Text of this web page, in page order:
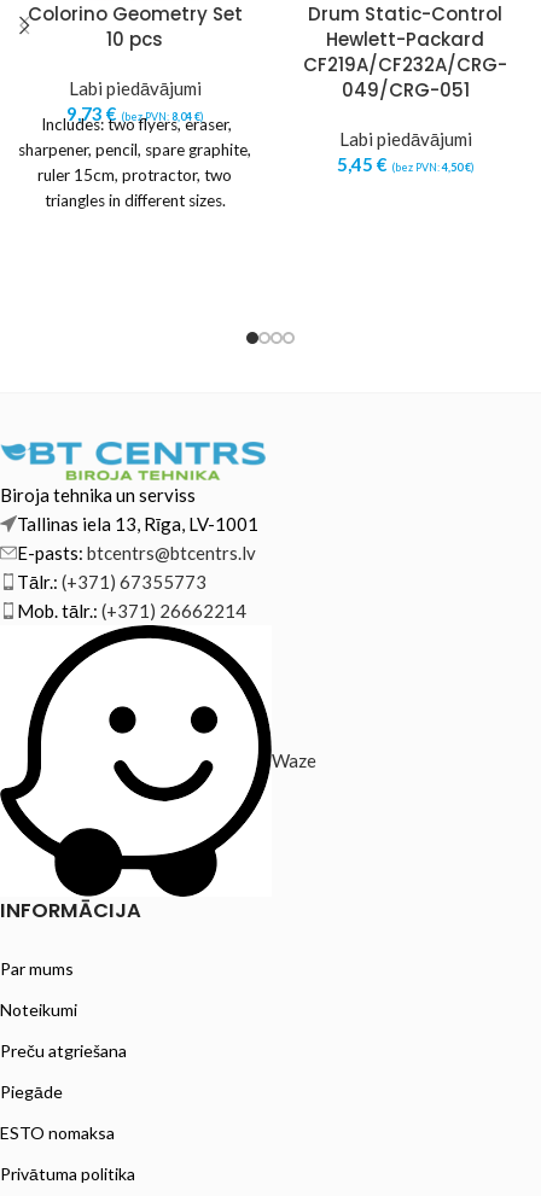
Colorino Geometry Set
10 pcs
Labi piedāvājumi
9,73 € (bez PVN: 8,04€)
Includes: two flyers, eraser,
sharpener, pencil, spare graphite,
ruler 15cm, protractor, two
triangles in different sizes.
Drum Static-Control
Hewlett-Packard
CF219A/CF232A/CRG-
049/CRG-051
Labi piedāvājumi
5,45 € (bez PVN:4,50€)
Biroja tehnika un serviss
Tallinas iela 13, Rīga, LV-1001
E-pasts: btcentrs@btcentrs.lv
Tālr.: (+371) 67355773
Mob. tālr.: (+371) 26662214
Waze
INFORMĀCIJA
Par mums
Noteikumi
Preču atgriešana
Piegāde
ESTO nomaksa
Privātuma politika